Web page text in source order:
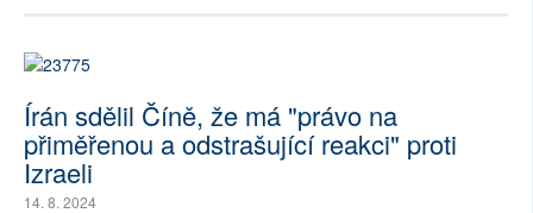
Írán sdělil Číně, že má "právo na
přiměřenou a odstrašující reakci" proti
Izraeli
14. 8. 2024